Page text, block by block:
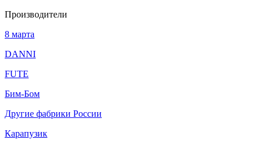
Производители
8 марта
DANNI
FUTE
Бим-Бом
Другие фабрики России
Карапузик